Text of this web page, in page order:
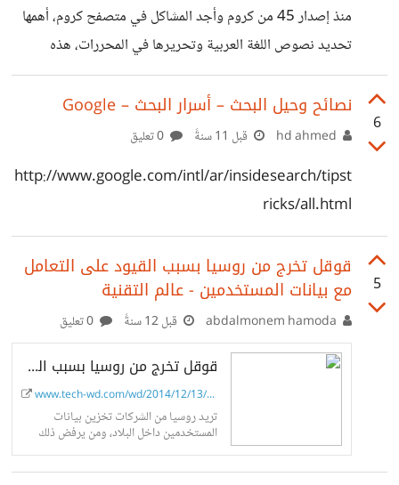
يشبهها الكثير كلما فتحت التعليقات أجدهم ولا أعلم ماذا أفعل
بهم.. #يا شيعي.. يا سني أهلا وسهلا تشرفنا..
منذ إصدار 45 من كروم وأجد المشاكل في متصفح كروم، أهمها
تحديد نصوص اللغة العربية وتحريرها في المحررات، هذه
المشكلة مؤرقة جداً للمدونين و واجهتني المشكلة على بيئة
ووردبريس وفيسبوك، شاهد هذا الفيديو البسيط:
فايرفوكس وكل شيء على خير ما يُرام، هل واجهتكم هذه
الإصدارات الحديثة؟ شكراً. *تحديث* تم تسجيلها كمشكلة
لمراجعتها من طرف مطورين كروم، يمكنكم متابعة التحديثات
6
نصائح وحيل البحث – أسرار البحث – Google
قبل 11 سنةً
http://www.google.com/intl/ar/insidesearch/tipst
ricks/all.html
5
قوقل تخرج من روسيا بسبب القيود على التعامل
مع بيانات المستخدمين - عالم التقنية
قبل 12 سنةً
قوقل تخرج من روسيا بسبب القيود على التعامل مع بيانات المستخدمين - عالم التقنية
www.tech-wd.com/wd/2014/12/13/%D...
تريد روسيا من الشركات تخزين بيانات
المستخدمين داخل البلاد، ومن يرفض ذلك
عليه المغادرة .. هذا ما فعلته قوقل